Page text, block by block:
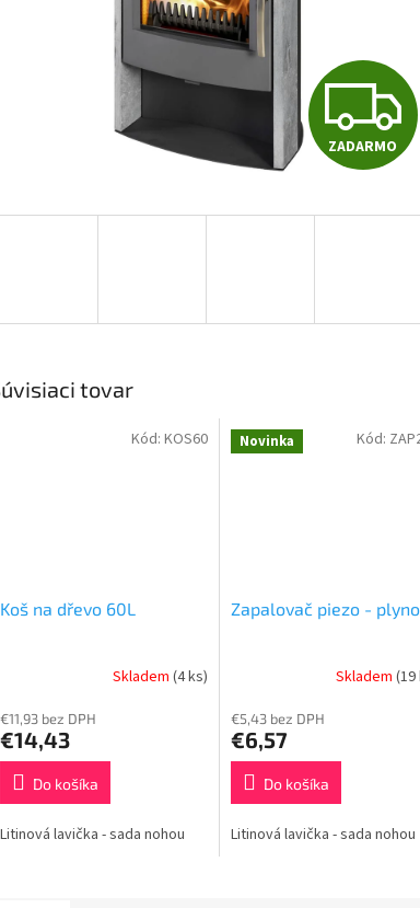
Z
A
ZADARMO
tovar
Koš na dřevo 60L
Skladem (4 ks)
€11,93 bez DPH
€14,43
Do košíka
Litinová lavička - sada nohou
Kód: KOS60 Novinka
Zapalovač piezo -
Skladem (19
€5,43 bez DPH
€6,57
Do košíka
Litinová lavička - sada nohou
Kód: